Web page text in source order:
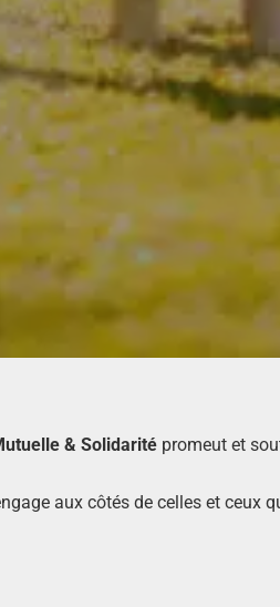
& Solidarité promeut et
aux côtés de celles et